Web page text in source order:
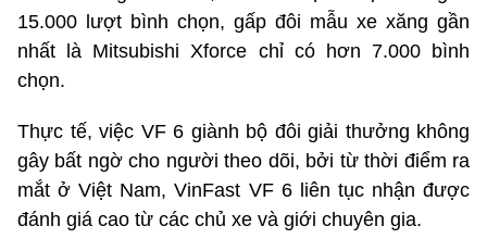
15.000 lượt bình chọn, gấp đôi mẫu xe xăng gần
nhất là Mitsubishi Xforce chỉ có hơn 7.000 bình
chọn.
Thực tế, việc VF 6 giành bộ đôi giải thưởng không
gây bất ngờ cho người theo dõi, bởi từ thời điểm ra
mắt ở Việt Nam, VinFast VF 6 liên tục nhận được
đánh giá cao từ các chủ xe và giới chuyên gia.